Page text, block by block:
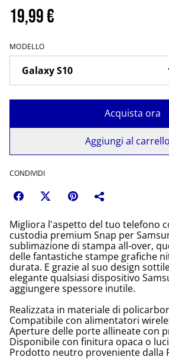
19,99 €
MODELLO
Acquista ora
Aggiungi al carrello
CONDIVIDI
Migliora l'aspetto del tuo telefono
custodia premium Snap per
sublimazione di stampa all-over,
delle fantastiche stampe grafiche
durata. E grazie al suo design
elegante qualsiasi dispositivo
aggiungere spessore inutile.
Realizzata in materiale di
Compatibile con alimentatori
Aperture delle porte allineate con
Disponibile con finitura opaca o
Prodotto neutro proveniente dalla